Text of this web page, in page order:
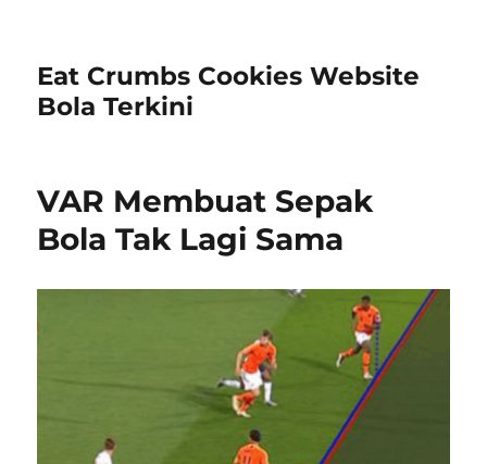
Eat Crumbs Cookies Website
Bola Terkini
VAR Membuat Sepak
Bola Tak Lagi Sama